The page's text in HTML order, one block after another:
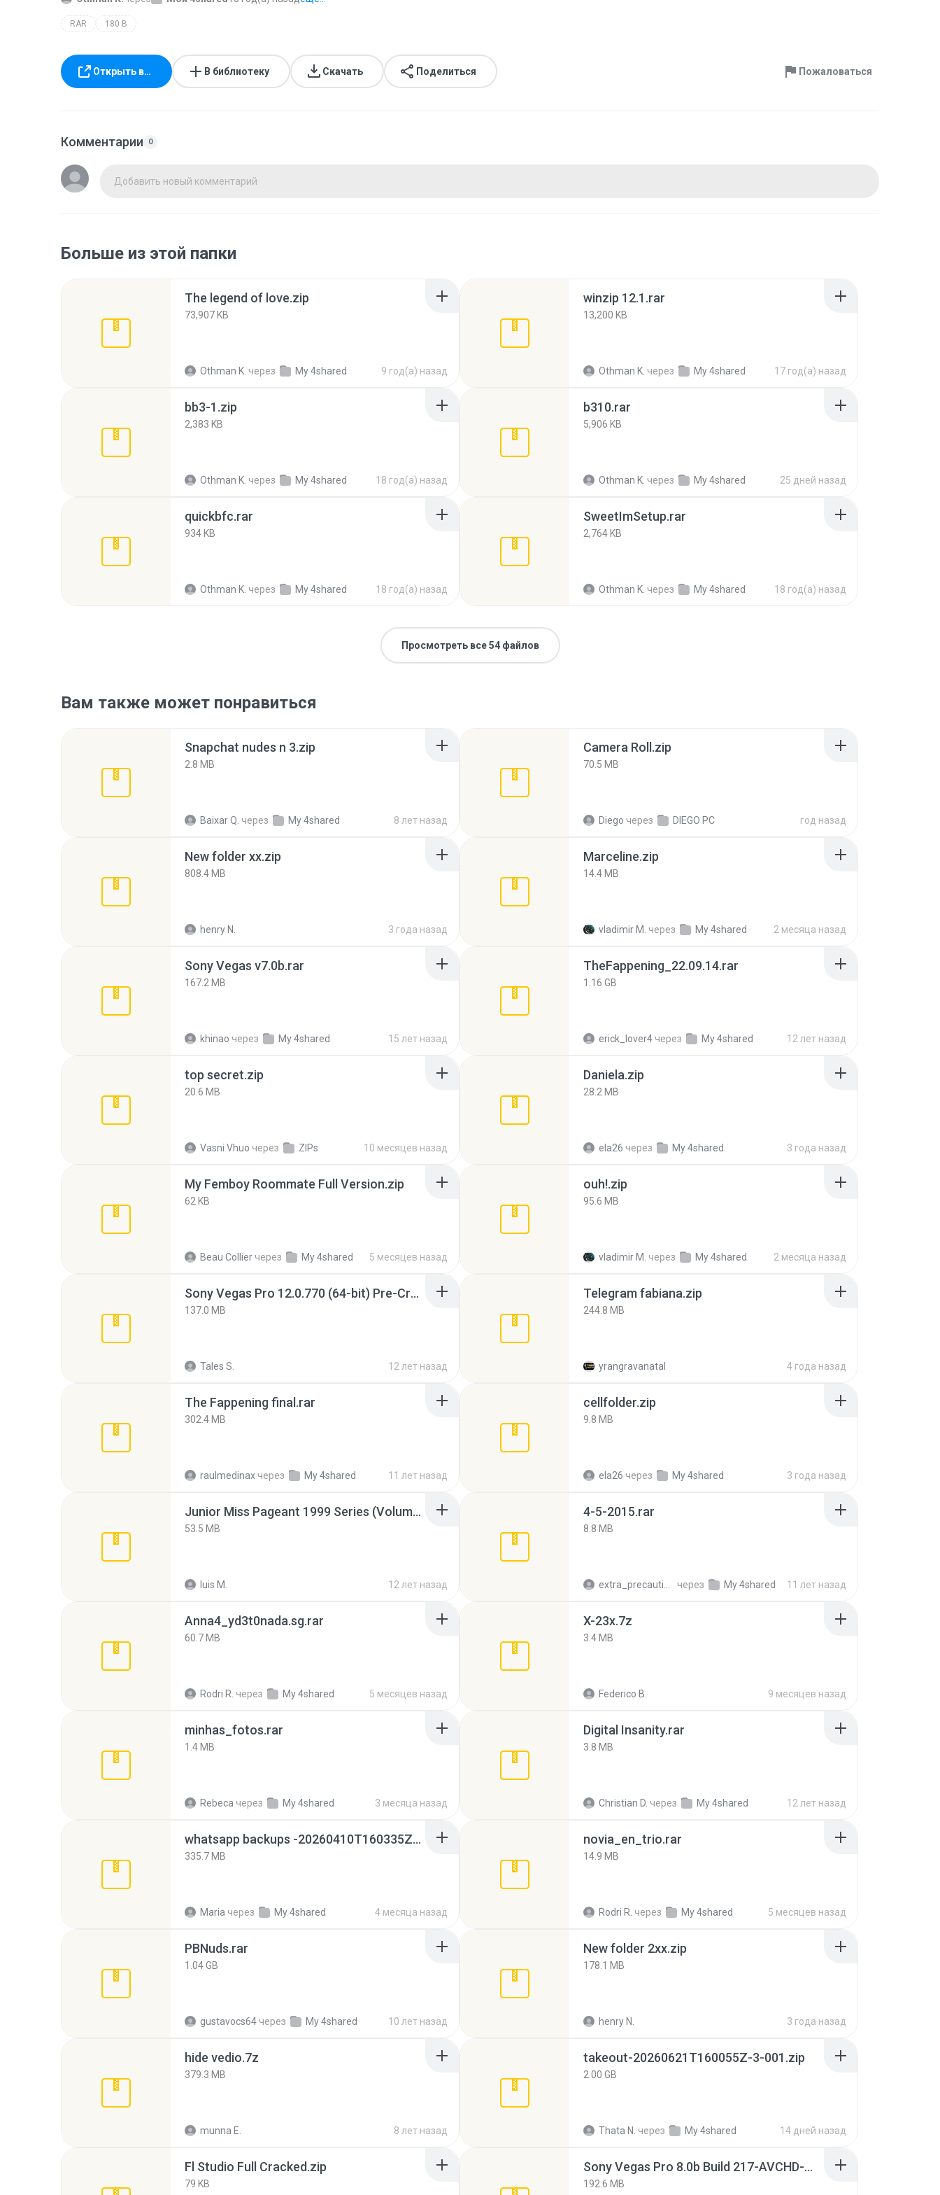
RAR 180 B
Открыть в… В библиотеку Скачать Поделиться Пожаловаться
Комментарии 0
Добавить новый комментарий
Больше из этой папки
The legend of love.zip
73,907 KB
Othman K. через My 4shared 9 год(а) назад
winzip 12.1.rar
13,200 KB
Othman K. через My 4shared 17 год(а) назад
bb3-1.zip
2,383 KB
Othman K. через My 4shared 18 год(а) назад
b310.rar
5,906 KB
Othman K. через My 4shared 25 дней назад
quickbfc.rar
934 KB
Othman K. через My 4shared 18 год(а) назад
SweetImSetup.rar
2,764 KB
Othman K. через My 4shared 18 год(а) назад
Просмотреть все 54 файлов
Вам также может понравиться
Snapchat nudes n 3.zip
2.8 MB
Baixar Q. через My 4shared 8 лет назад
Camera Roll.zip
70.5 MB
Diego через DIEGO PC год назад
New folder xx.zip
808.4 MB
henry N. 3 года назад
Marceline.zip
14.4 MB
vladimir M. через My 4shared 2 месяца назад
Sony Vegas v7.0b.rar
167.2 MB
khinao через My 4shared 15 лет назад
TheFappening_22.09.14.rar
1.16 GB
erick_lover4 через My 4shared 12 лет назад
top secret.zip
20.6 MB
Vasni Vhuo через ZIPs 10 месяцев назад
Daniela.zip
28.2 MB
ela26 через My 4shared 3 года назад
My Femboy Roommate Full Version.zip
62 KB
Beau Collier через My 4shared 5 месяцев назад
ouh!.zip
95.6 MB
vladimir M. через My 4shared 2 месяца назад
Sony Vegas Pro 12.0.770 (64-bit) Pre-Cracked.zip
137.0 MB
Tales S. 12 лет назад
Telegram fabiana.zip
244.8 MB
yrangravanatal 4 года назад
The Fappening final.rar
302.4 MB
raulmedinax через My 4shared 11 лет назад
cellfolder.zip
9.8 MB
ela26 через My 4shared 3 года назад
Junior Miss Pageant 1999 Series (Volume I Part I NC 6).7z
53.5 MB
luis M. 12 лет назад
4-5-2015.rar
8.8 MB
через My 4shared 11 лет назад
Anna4_yd3t0nada.sg.rar
60.7 MB
Rodri R. через My 4shared 5 месяцев назад
X-23x.7z
3.4 MB
Federico B. 9 месяцев назад
minhas_fotos.rar
1.4 MB
Rebeca через My 4shared 3 месяца назад
Digital Insanity.rar
3.8 MB
Christian D. через My 4shared 12 лет назад
whatsapp backups -20260410T160335Z-3-001.zip
335.7 MB
Maria через My 4shared 4 месяца назад
novia_en_trio.rar
14.9 MB
Rodri R. через My 4shared 5 месяцев назад
PBNuds.rar
1.04 GB
gustavocs64 через My 4shared 10 лет назад
New folder 2xx.zip
178.1 MB
henry N. 3 года назад
hide vedio.7z
379.3 MB
munna E. 8 лет назад
takeout-20260621T160055Z-3-001.zip
2.00 GB
Thata N. через My 4shared 14 дней назад
Fl Studio Full Cracked.zip
79 KB
Sony Vegas Pro 8.0b Build 217-AVCHD-MPG-AC3 FIXED.7z
192.6 MB